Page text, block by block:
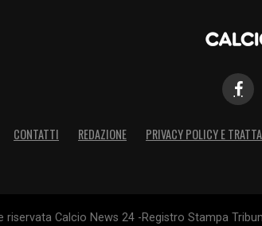
CONTATTI REDAZIONE PRIVACY POLICY E
Calcio News 24 -Registro Stampa